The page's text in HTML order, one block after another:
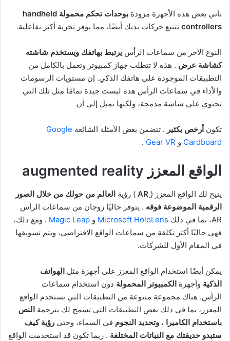
تأتي بعض هذه الأجهزة مزودة بوحدات تحكم محمولة handheld
controllers تتتبع حركات يديك أيضًا، مما يوفر تجربة أكثر تفاعلية.
النوع الآخر من سماعات الرأس يرتبط بهاتفك ويستخدم شاشته
كشاشة عرض . هذه لا تتطلب جهاز كمبيوتر وتعمل بالكامل من
التطبيقات الموجودة على هاتفك الذكي. إن مستويات الرسومات
والأداء في سماعات الرأس هذه ليست جيدة تمامًا مثل تلك التي
تحتوي على شاشة مدمجة، ولكنها تميل إلى أن
تكون أرخص بكثير . تتضمن بعض الأمثلة الشائعة Google
Cardboard و Gear VR
.
الواقع المعزز augmented reality
يتيح لك الواقع المعزز ( ) رؤية العالم من حولك من خلال الصور
الرقمية الموضوعة فوقه . يتوفر حاليًا زوجان من سماعات الرأس
AR، بما في ذلك
Microsoft HoloLens و Magic Leap . ومع ذلك،
فهي حاليًا أكثر تكلفة من سماعات الواقع الافتراضي، ويتم تسويقها
في المقام الأول للشركات.
يمكن أيضًا استخدام الواقع المعزز على أجهزة مثل الهواتف
الذكية وأجهزة الكمبيوتر المحمولة دون استخدام سماعات
الرأس. هناك مجموعة متنوعة من التطبيقات التي تستخدم الواقع
المعزز، بما في ذلك بعض التطبيقات التي تسمح لك بترجمة النص
باستخدام الكاميرا ، وتحديد النجوم في السماء، وحتى رؤية كيف
ستبدو حديقتك مع النباتات المختلفة . ربما تكون قد استخدمت الواقع